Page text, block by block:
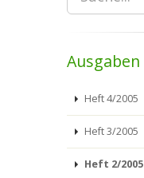
Ausgaben
Heft 4/2005
Heft 3/2005
Heft 2/2005